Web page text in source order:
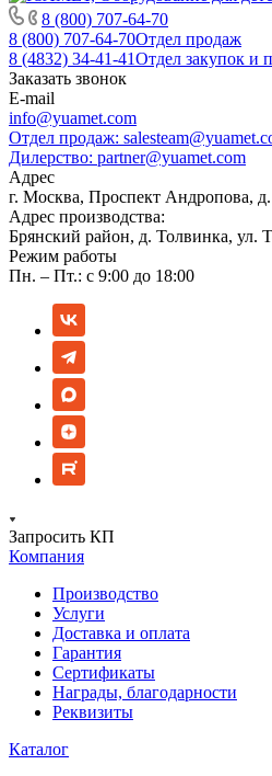
8 (800) 707-64-70
8 (800) 707-64-70Отдел продаж
8 (4832) 34-41-41Отдел закупок и
Заказать звонок
E-mail
info@yuamet.com
Отдел продаж:
Дилерство: partner@yuamet.com
Адрес
г. Москва, Проспект Андропова,
Адрес производства:
Брянский район, д. Толвинка, ул.
Режим работы
Пн. – Пт.: с 9:00 до 18:00
Запросить КП
Компания
Производство
Услуги
Доставка и оплата
Гарантия
Сертификаты
Награды, благодарности
Реквизиты
Каталог